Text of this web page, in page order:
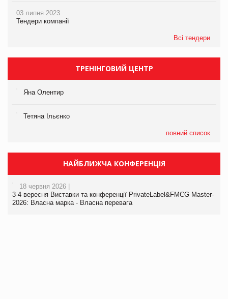
03 липня 2023
Тендери компанії
Всі тендери
ТРЕНІНГОВИЙ ЦЕНТР
Яна Олентир
Тетяна Ільєнко
повний список
НАЙБЛИЖЧА КОНФЕРЕНЦІЯ
18 червня 2026 |
3-4 вересня Виставки та конференції PrivateLabel&FMCG Master-
2026: Власна марка - Власна перевага